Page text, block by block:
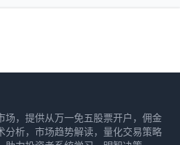
场，提供从万一免五股票开户，佣金
分析，市场趋势解读，量化交易策略